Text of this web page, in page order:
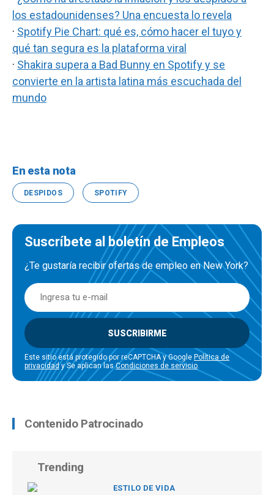
los estadounidenses? Una encuesta lo revela
· Spotify Pie Chart: qué es, cómo hacer el tuyo y
qué tan segura es la plataforma viral
· Shakira supera a Bad Bunny en Spotify y se
convierte en la artista latina más escuchada del
mundo
En esta nota
DESPIDOS SPOTIFY
Suscríbete al boletín de Empleos
¿Te gustaría recibir ofertas de empleo en New York?
SUSCRIBIRME
Este sitio está protegido por reCAPTCHA y Google Política de
privacidady Se aplican lasCondiciones de servicio.
Contenido Patrocinado
Trending
ESTILO DE VIDA